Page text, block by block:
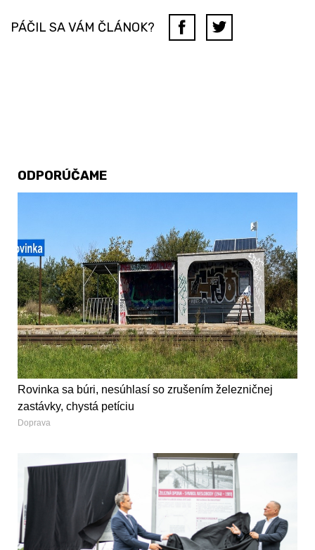
PÁČIL SA VÁM ČLÁNOK?
ODPORÚČAME
Rovinka sa búri, nesúhlasí so zrušením železničnej
zastávky, chystá petíciu
Doprava